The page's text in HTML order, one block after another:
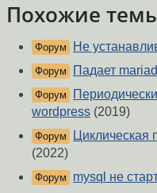
Похожие
Форум Не
Форум Падает
Форум
wordpress (2019)
Форум
Циклическая
(2022)
Форум mysql не